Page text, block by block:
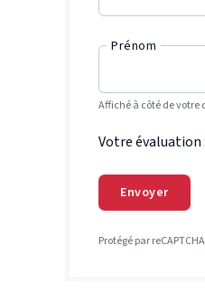
Prénom
Affiché à côté de
Votre évaluation :
Envoyer
Protégé par